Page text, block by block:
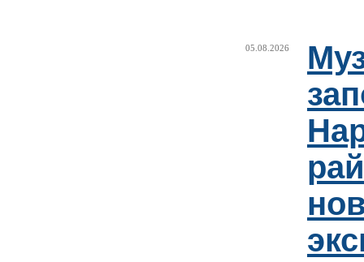
05.08.2026